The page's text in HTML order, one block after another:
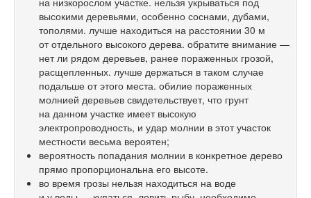
высокими деревьями, особенно соснами, дубами,
тополями. лучше находиться на расстоянии 30 м
от отдельного высокого дерева. обратите внимание —
нет ли рядом деревьев, ранее пораженных грозой,
расщепленных. лучше держаться в таком случае
подальше от этого места. обилие пораженных
молнией деревьев свидетельствует, что грунт
на данном участке имеет высокую
электропроводность, и удар молнии в этот участок
местности весьма вероятен;
вероятность попадания молнии в конкретное дерево
прямо пропорциональна его высоте.
во время грозы нельзя находиться на воде